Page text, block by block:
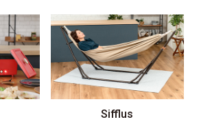
Sifflus